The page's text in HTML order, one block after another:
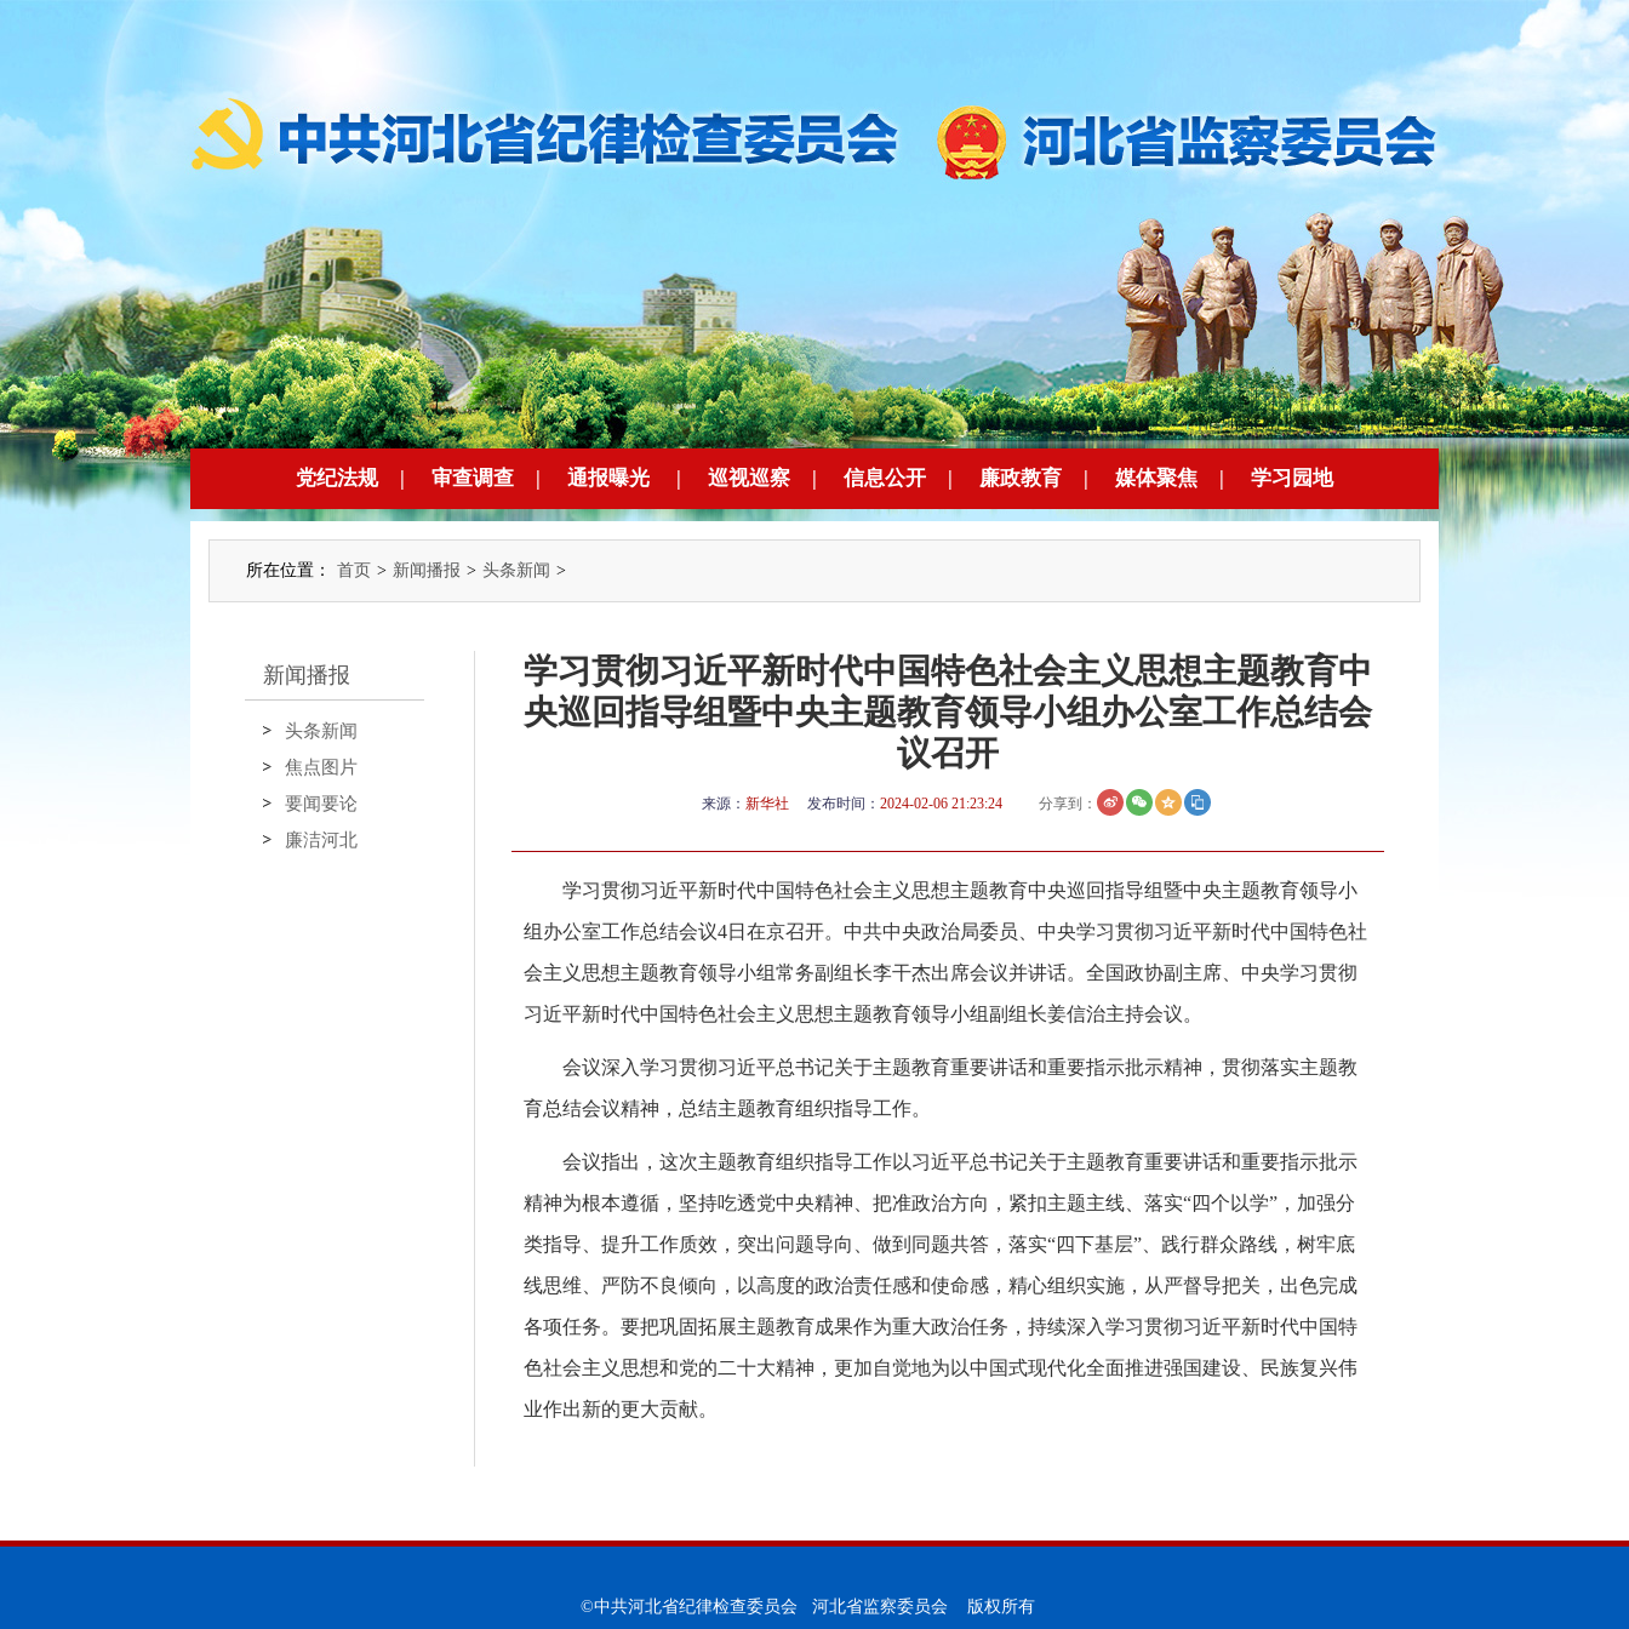
党纪法规 | 审查调查 | 通报曝光 | 巡视巡察 | 信息公开 | 廉政教育 | 媒体聚焦 | 学习园地
所在位置： 首页 > 新闻播报 > 头条新闻 >
新闻播报
头条新闻
焦点图片
要闻要论
廉洁河北
学习贯彻习近平新时代中国特色社会主义思想主题教育中
央巡回指导组暨中央主题教育领导小组办公室工作总结会
议召开
来源： 新华社 发布时间： 2024-02-06 21:23:24 分享到：
学习贯彻习近平新时代中国特色社会主义思想主题教育中央巡回指导组暨中央主题教育领导小
组办公室工作总结会议4日在京召开。中共中央政治局委员、中央学习贯彻习近平新时代中国特色社
会主义思想主题教育领导小组常务副组长李干杰出席会议并讲话。全国政协副主席、中央学习贯彻
习近平新时代中国特色社会主义思想主题教育领导小组副组长姜信治主持会议。
会议深入学习贯彻习近平总书记关于主题教育重要讲话和重要指示批示精神，贯彻落实主题教
育总结会议精神，总结主题教育组织指导工作。
会议指出，这次主题教育组织指导工作以习近平总书记关于主题教育重要讲话和重要指示批示
精神为根本遵循，坚持吃透党中央精神、把准政治方向，紧扣主题主线、落实“四个以学”，加强分
类指导、提升工作质效，突出问题导向、做到同题共答，落实“四下基层”、践行群众路线，树牢底
线思维、严防不良倾向，以高度的政治责任感和使命感，精心组织实施，从严督导把关，出色完成
各项任务。要把巩固拓展主题教育成果作为重大政治任务，持续深入学习贯彻习近平新时代中国特
色社会主义思想和党的二十大精神，更加自觉地为以中国式现代化全面推进强国建设、民族复兴伟
业作出新的更大贡献。
©中共河北省纪律检查委员会 河北省监察委员会 版权所有